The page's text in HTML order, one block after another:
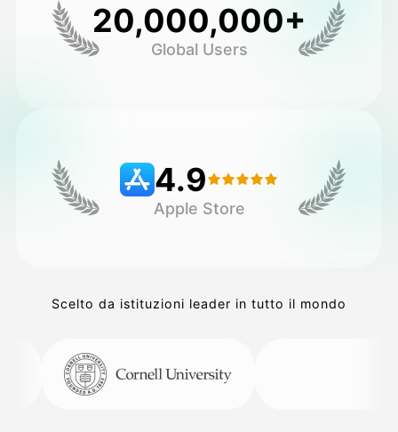
20,000,000+
Global Users
4.9
Apple Store
Scelto da istituzioni leader in tutto il mondo